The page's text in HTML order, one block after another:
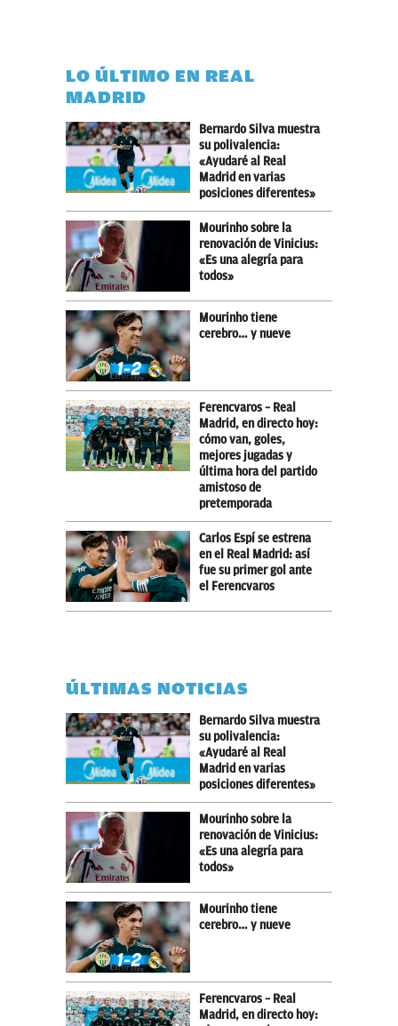
LO ÚLTIMO EN REAL
MADRID
Bernardo Silva muestra
su polivalencia:
«Ayudaré al Real
Madrid en varias
posiciones diferentes»
Mourinho sobre la
renovación de Vinicius:
«Es una alegría para
todos»
Mourinho tiene
cerebro… y nueve
Ferencvaros – Real
Madrid, en directo hoy:
cómo van, goles,
mejores jugadas y
última hora del partido
amistoso de
pretemporada
Carlos Espí se estrena
en el Real Madrid: así
fue su primer gol ante
el Ferencvaros
ÚLTIMAS NOTICIAS
Bernardo Silva muestra
su polivalencia:
«Ayudaré al Real
Madrid en varias
posiciones diferentes»
Mourinho sobre la
renovación de Vinicius:
«Es una alegría para
todos»
Mourinho tiene
cerebro… y nueve
Ferencvaros – Real
Madrid, en directo hoy: